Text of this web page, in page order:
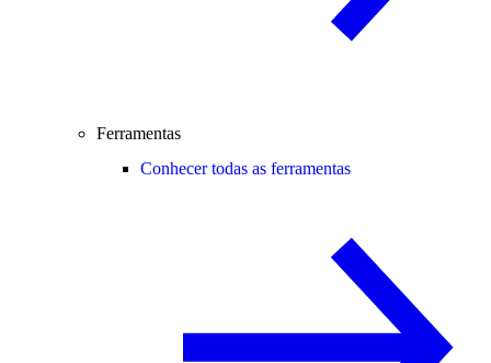
Ferramentas
Conhecer todas as ferramentas